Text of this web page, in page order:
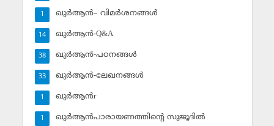
ഖുര്‍ആന്‍– വിമര്‍ശനങ്ങള്‍
1
ഖുര്‍ആന്‍-Q&A
14
ഖുര്‍ആന്‍-പഠനങ്ങള്‍
38
ഖുര്‍ആന്‍-ലേഖനങ്ങള്‍
33
ഖുര്‍ആന്‍r
1
ഖുര്‍ആന്‍പാരായണത്തിന്റെ സുജൂദില്‍
1